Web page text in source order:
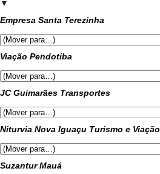
▼
Empresa Santa Terezinha
Viação Pendotiba
JC Guimarães Transportes
Niturvia Nova Iguaçu Turismo e Viação
Suzantur Mauá